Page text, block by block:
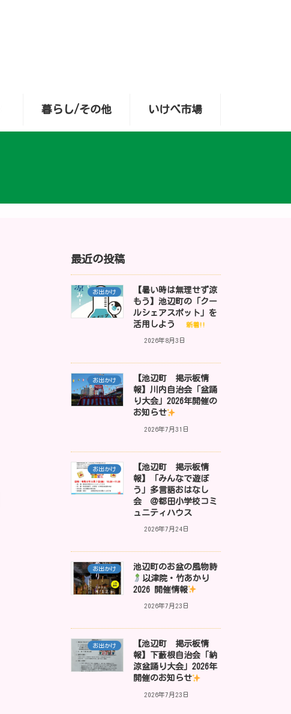
暮らし/その他 いけべ市場
最近の投稿
お出かけ
【暑い時は無理せず涼
もう】池辺町の「クー
ルシェアスポット」を
活用しよう
新着!!
2026年8月3日
お出かけ
【池辺町 掲示板情
報】川内自治会「盆踊
り大会」2026年開催の
お知らせ
2026年7月31日
お出かけ
【池辺町 掲示板情
報】「みんなで遊ぼ
う」多言語おはなし
会 ＠都田小学校コミ
ュニティハウス
2026年7月24日
お出かけ
池辺町のお盆の風物詩
以津院・竹あかり
2026 開催情報
2026年7月23日
お出かけ
【池辺町 掲示板情
報】下藪根自治会「納
涼盆踊り大会」2026年
開催のお知らせ
2026年7月23日